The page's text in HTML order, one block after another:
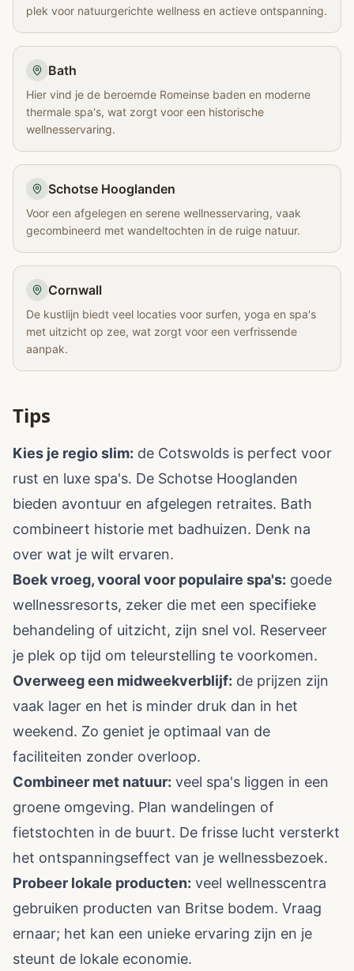
plek voor natuurgerichte wellness en actieve ontspanning.
Bath
Hier vind je de beroemde Romeinse baden en moderne
thermale spa's, wat zorgt voor een historische
wellnesservaring.
Schotse Hooglanden
Voor een afgelegen en serene wellnesservaring, vaak
gecombineerd met wandeltochten in de ruige natuur.
Cornwall
De kustlijn biedt veel locaties voor surfen, yoga en spa's
met uitzicht op zee, wat zorgt voor een verfrissende
aanpak.
Tips
Kies je regio slim: de Cotswolds is perfect voor
rust en luxe spa's. De Schotse Hooglanden
bieden avontuur en afgelegen retraites. Bath
combineert historie met badhuizen. Denk na
over wat je wilt ervaren.
Boek vroeg, vooral voor populaire spa's: goede
wellnessresorts, zeker die met een specifieke
behandeling of uitzicht, zijn snel vol. Reserveer
je plek op tijd om teleurstelling te voorkomen.
Overweeg een midweekverblijf: de prijzen zijn
vaak lager en het is minder druk dan in het
weekend. Zo geniet je optimaal van de
faciliteiten zonder overloop.
Combineer met natuur: veel spa's liggen in een
groene omgeving. Plan wandelingen of
fietstochten in de buurt. De frisse lucht versterkt
het ontspanningseffect van je wellnessbezoek.
Probeer lokale producten: veel wellnesscentra
gebruiken producten van Britse bodem. Vraag
ernaar; het kan een unieke ervaring zijn en je
steunt de lokale economie.